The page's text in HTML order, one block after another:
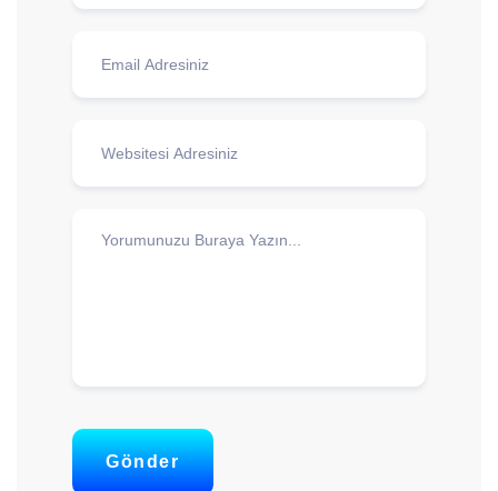
Gönder